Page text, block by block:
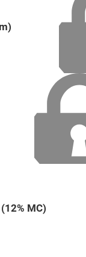
MC)